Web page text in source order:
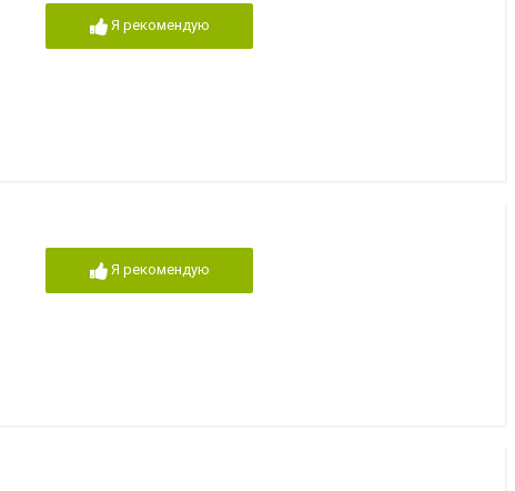
Я рекомендую
Я рекомендую